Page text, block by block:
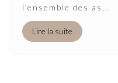
l’ensemble des as...
Lire la suite